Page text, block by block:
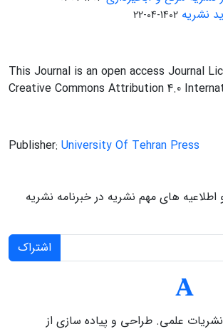
نشریه 1402-04-22
This Journal is an open access Journal
Creative Commons Attribution 4.0
Publisher: University Of Tehran Press
اطلاعیه های مهم نشریه در خبرنامه نشریه
اشتراک
علمی. طراحی و پیاده سازی از